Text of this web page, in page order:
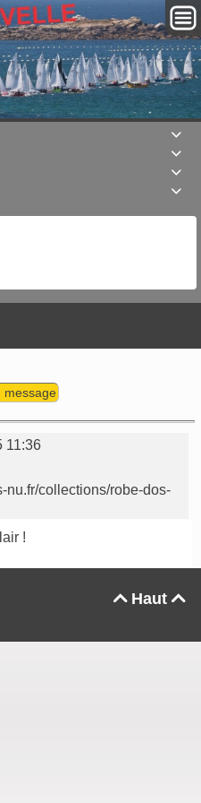




message
11:36
nu.fr/collections/robe-dos-
!
Haut 